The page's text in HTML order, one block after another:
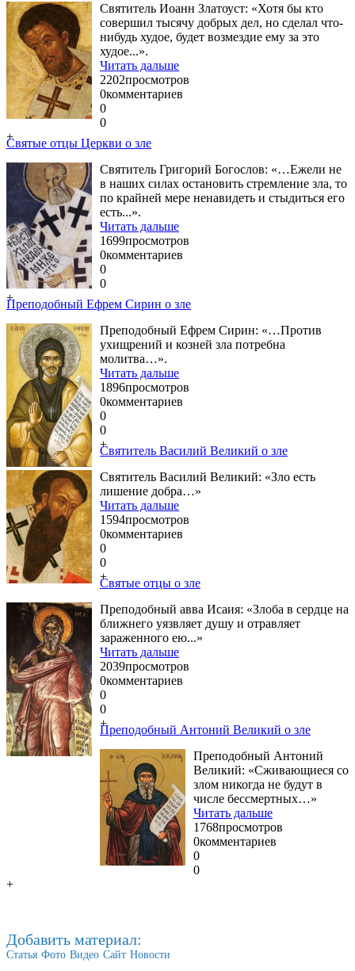
Святитель Иоанн Златоуст: «Хотя бы кто
совершил тысячу добрых дел, но сделал что-
нибудь худое, будет возмездие ему за это
худое...».
Читать дальше
2202просмотров
0комментариев
0
0
+
Святые отцы Церкви о зле
Святитель Григорий Богослов: «…Ежели не
в наших силах остановить стремление зла, то
по крайней мере ненавидеть и стыдиться его
есть...».
Читать дальше
1699просмотров
0комментариев
0
0
+
Преподобный Ефрем Сирин о зле
Преподобный Ефрем Сирин: «…Против
ухищрений и козней зла потребна
молитва…».
Читать дальше
1896просмотров
0комментариев
0
0
+
Святитель Василий Великий о зле
Святитель Василий Великий: «Зло есть
лишение добра…»
Читать дальше
1594просмотров
0комментариев
0
0
+
Святые отцы о зле
Преподобный авва Исаия: «Злоба в сердце на
ближнего уязвляет душу и отравляет
зараженного ею...»
Читать дальше
2039просмотров
0комментариев
0
0
+
Преподобный Антоний Великий о зле
Преподобный Антоний
Великий: «Сживающиеся со
злом никогда не будут в
числе бессмертных…»
Читать дальше
1768просмотров
0комментариев
0
0
+
Добавить материал:
Статья Фото Видео Сайт Новости